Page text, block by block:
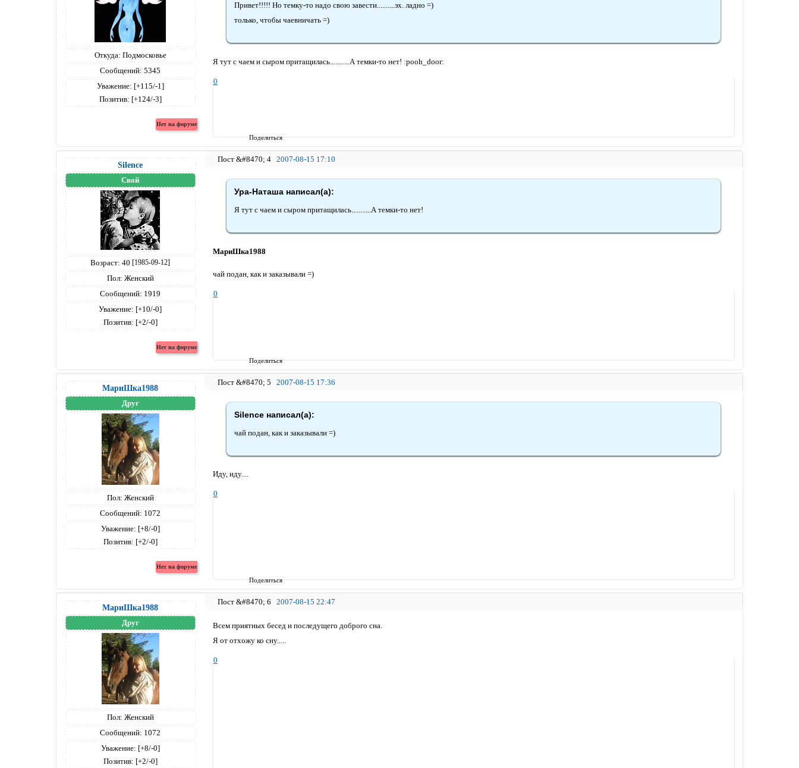
Поделиться
Откуда: Подмосковье
Сообщений: 5345
Уважение: [+115/-1]
Позитив: [+124/-3]
Привет!!!!! Но темку-то надо свою завести..........эх. ладно =)
только, чтобы чаевничать =)
Я тут с чаем и сыром притащилась...........А темки-то нет! :pooh_door:
0
Поделиться
4 2007-08-15 17:10
Silence
Свой
Возраст: 40 [1985-09-12]
Пол: Женский
Сообщений: 1919
Уважение: [+10/-0]
Позитив: [+2/-0]
Ура-Наташа написал(а):
Я тут с чаем и сыром притащилась...........А темки-то нет!
МариШка1988
чай подан, как и заказывали =)
0
Поделиться
5 2007-08-15 17:36
МариШка1988
Друг
Пол: Женский
Сообщений: 1072
Уважение: [+8/-0]
Позитив: [+2/-0]
Silence написал(а):
чай подан, как и заказывали =)
Иду, иду....
0
6 2007-08-15 22:47
МариШка1988
Друг
Пол: Женский
Сообщений: 1072
Уважение: [+8/-0]
Позитив: [+2/-0]
Всем приятных бесед и последущего доброго сна.
Я от отхожу ко сну.....
0